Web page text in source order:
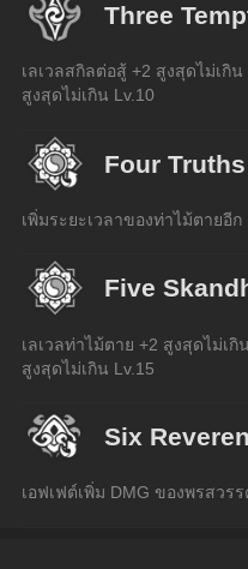
Three
เลเวลสกิลต่อสู้ +2 สูงสุดไม่เกิ
สูงสุดไม่เกิน Lv.10
Four Truths
เพิ่มระยะเวลาของท่าไม้ตายอีก
Five
เลเวลท่าไม้ตาย +2 สูงสุดไม่เ
สูงสุดไม่เกิน Lv.15
Six
เอฟเฟต์เพิ่ม DMG ของพรสวร